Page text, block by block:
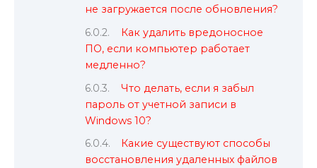
не загружается после обновления?
Как удалить вредоносное
ПО, если компьютер работает
медленно?
Что делать, если я забыл
пароль от учетной записи в
Windows 10?
Какие существуют способы
восстановления удаленных файлов